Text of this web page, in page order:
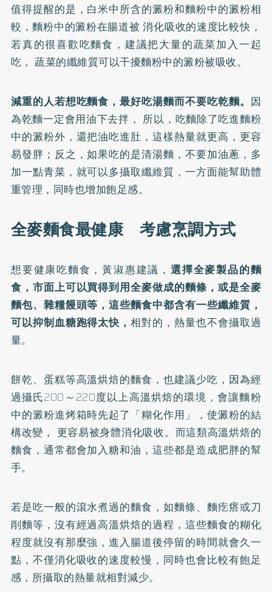
值得提醒的是，白米中所含的澱粉和麵粉中的澱粉相
較，麵粉中的澱粉在腸道被 消化吸收的速度比較快，
若真的很喜歡吃麵食，建議把大量的蔬菜加入一起
吃， 蔬菜的纖維質可以干擾麵粉中的澱粉被吸收。
減重的人若想吃麵食，最好吃湯麵而不要吃乾麵。 因
為乾麵一定會用油下去拌， 所以，吃麵除了吃進麵粉
中的澱粉外，還把油吃進肚，這樣熱量就更高，更容
易發胖；反之，如果吃的是清湯麵，不要加油蔥，多
加一點青菜，就可以多攝取纖維質，一方面能幫助體
重管理，同時也增加飽足感。
全麥麵食最健康 考慮烹調方式
想要健康吃麵食，黃淑惠建議，選擇全麥製品的麵
食，市面上可以買得到用全麥做成的麵條，或是全麥
麵包、雜糧饅頭等，這些麵食中都含有一些纖維質，
可以抑制血糖跑得太快，相對的，熱量也不會攝取過
量。
餅乾、蛋糕等高溫烘焙的麵食，也建議少吃，因為經
過攝氏200～220度以上高溫烘焙的環境，會讓麵粉
中的澱粉進烤箱時先起了「糊化作用」，使澱粉的結
構改變， 更容易被身體消化吸收。而這類高溫烘焙的
麵食，通常都會加入糖和油，這些都是造成肥胖的幫
手。
若是吃一般的滾水煮過的麵食，如麵條、麵疙瘩或刀
削麵等，沒有經過高溫烘焙的過程，這些麵食的糊化
程度就沒有那麼強，進入腸道後停留的時間就會久一
點，不僅消化吸收的速度較慢，同時也會比較有飽足
感，所攝取的熱量就相對減少。